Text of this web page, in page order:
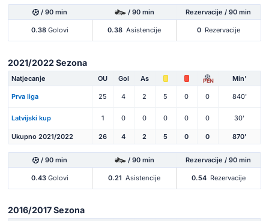
/ 90 min / 90 min Rezervacije / 90 min
0.38 Golovi 0.38 Asistencije 0 Rezervacije
2021/2022 Sezona
Natjecanje OU Gol As PEN Min'
Prva liga 25 4 2 5 0 0 840'
Latvijski kup 1 0 0 0 0 0 30'
Ukupno 2021/2022 26 4 2 5 0 0 870'
/ 90 min / 90 min Rezervacije / 90 min
0.43 Golovi 0.21 Asistencije 0.54 Rezervacije
2016/2017 Sezona